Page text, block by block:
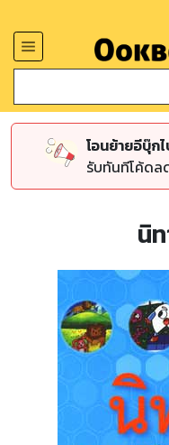
โอนย้ายอีบุ๊ก
รับทันทีโค้ดล
นิ